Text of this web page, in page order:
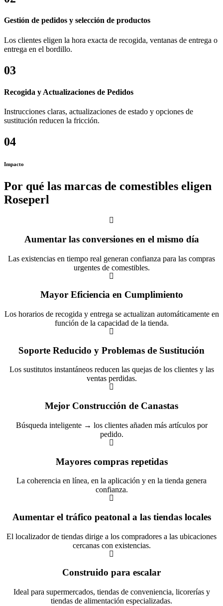
Gestión de pedidos y selección de productos
Los clientes eligen la hora exacta de recogida, ventanas de entrega o
entrega en el bordillo.
03
Recogida y Actualizaciones de Pedidos
Instrucciones claras, actualizaciones de estado y opciones de
sustitución reducen la fricción.
04
Impacto
Por qué las marcas de comestibles eligen
Roseperl
Aumentar las conversiones en el mismo día
Las existencias en tiempo real generan confianza para las compras
urgentes de comestibles.
Mayor Eficiencia en Cumplimiento
Los horarios de recogida y entrega se actualizan automáticamente en
función de la capacidad de la tienda.
Soporte Reducido y Problemas de Sustitución
Los sustitutos instantáneos reducen las quejas de los clientes y las
ventas perdidas.
Mejor Construcción de Canastas
Búsqueda inteligente → los clientes añaden más artículos por
pedido.
Mayores compras repetidas
La coherencia en línea, en la aplicación y en la tienda genera
confianza.
Aumentar el tráfico peatonal a las tiendas locales
El localizador de tiendas dirige a los compradores a las ubicaciones
cercanas con existencias.
Construido para escalar
Ideal para supermercados, tiendas de conveniencia, licorerías y
tiendas de alimentación especializadas.